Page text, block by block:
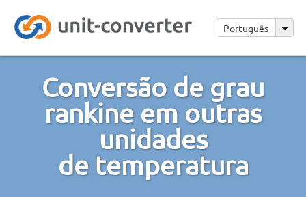
Português
Conversão de grau
rankine em outras
unidades
de temperatura